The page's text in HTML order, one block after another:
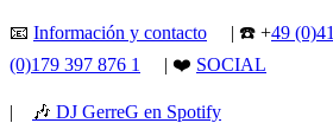
Ir
contenido
📧 Información y contacto | ☎️ +49
(0)179 397 876 1
| ❤️ SOCIAL
| 🎶 DJ GerreG en Spotify